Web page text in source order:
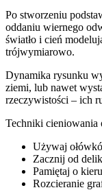
Po stworzeniu
oddaniu wiernego
światło i cień
trójwymiarowo.
Dynamika rysunku
ziemi, lub nawet
rzeczywistości – ich
Techniki cieniowania
Używaj
Zacznij od
Pamiętaj o
Rozcieranie